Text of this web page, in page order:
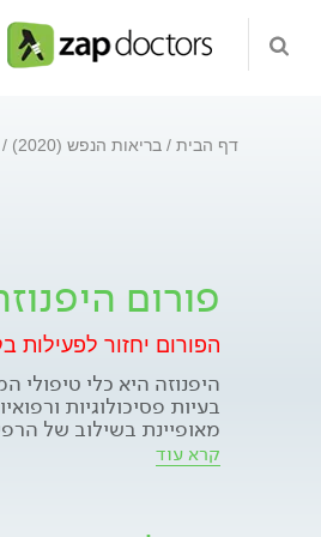
דף הבית בריאות הנפש (2020)
פורום
הפורום יחזור לפעילות
היפנוזה היא כלי טיפולי
בעיות פסיכולוגיות
מאופיינת בשילוב של
במיוחד של הקשב. במצב
האחראי למגוון
קרא עוד